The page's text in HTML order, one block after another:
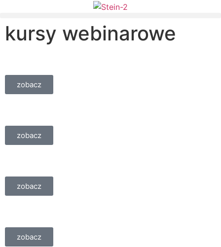
kursy webinarowe
zobacz
zobacz
zobacz
zobacz